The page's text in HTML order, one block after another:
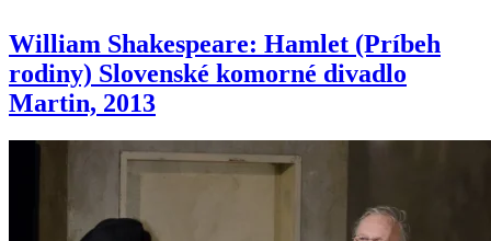
William Shakespeare: Hamlet (Príbeh
rodiny) Slovenské komorné divadlo
Martin, 2013